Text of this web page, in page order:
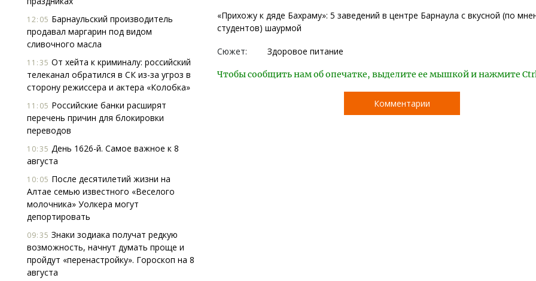
12:05 Барнаульский производитель
продавал маргарин под видом
сливочного масла
11:35 От хейта к криминалу: российский
телеканал обратился в СК из-за угроз в
сторону режиссера и актера «Колобка»
11:05 Российские банки расширят
перечень причин для блокировки
переводов
10:35 День 1626-й. Самое важное к 8
августа
10:05 После десятилетий жизни на
Алтае семью известного «Веселого
молочника» Уолкера могут
депортировать
09:35 Знаки зодиака получат редкую
возможность, начнут думать проще и
пройдут «перенастройку». Гороскоп на 8
августа
«Прихожу к дяде Бахраму»: 5 заведений в центре Барнаула с вкусной (по
студентов) шаурмой
Сюжет: Здоровое питание
Чтобы сообщить нам об опечатке, выделите ее мышкой и нажмите
Комментарии